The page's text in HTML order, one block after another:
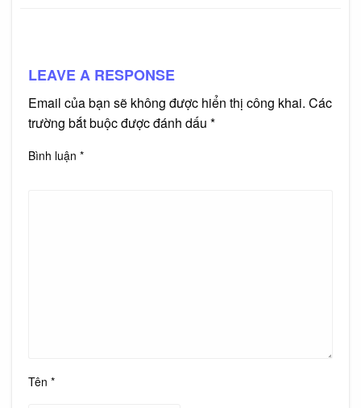
LEAVE A RESPONSE
Email của bạn sẽ không được hiển thị công khai. Các
trường bắt buộc được đánh dấu *
Bình luận *
Tên *